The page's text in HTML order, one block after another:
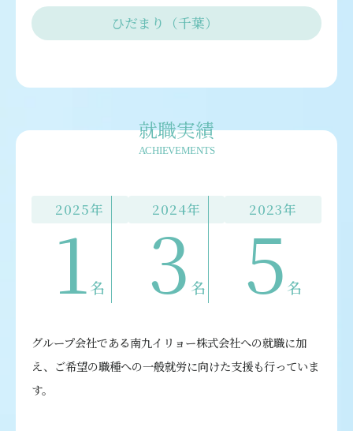
ひだまり（千葉）
就職実績
ACHIEVEMENTS
2025年
1名
2024年
3 名
2023年
5 名
グループ会社である南九イリョー株式会社への就職に加
え、ご希望の職種への一般就労に向けた支援も行っていま
す。